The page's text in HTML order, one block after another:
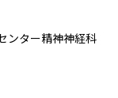
ンター精神神経科